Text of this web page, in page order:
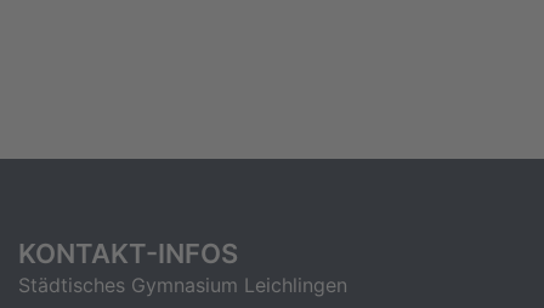
KONTAKT-INFOS
Städtisches Gymnasium Leichlingen